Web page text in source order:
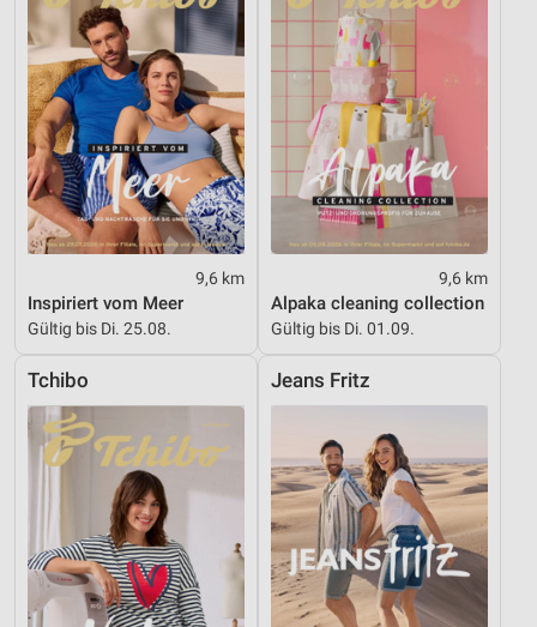
9,6 km
Inspiriert vom Meer
Gültig bis Di. 25.08.
9,6 km
Alpaka cleaning collection
Gültig bis Di. 01.09.
Tchibo Jeans Fritz